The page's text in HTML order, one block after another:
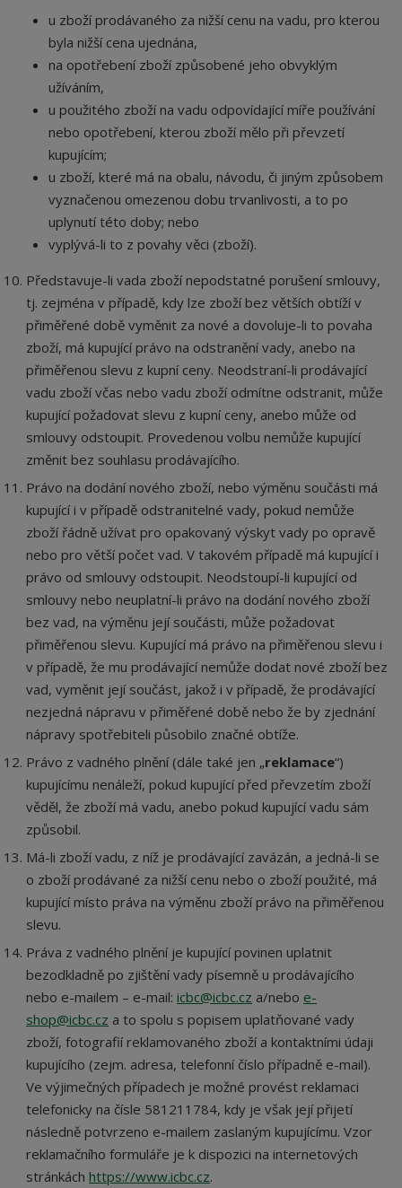
u zboží prodávaného za nižší cenu na vadu, pro kterou
byla nižší cena ujednána,
na opotřebení zboží způsobené jeho obvyklým
užíváním,
u použitého zboží na vadu odpovídající míře používání
nebo opotřebení, kterou zboží mělo při převzetí
kupujícím;
u zboží, které má na obalu, návodu, či jiným způsobem
vyznačenou omezenou dobu trvanlivosti, a to po
uplynutí této doby; nebo
vyplývá-li to z povahy věci (zboží).
Představuje-li vada zboží nepodstatné porušení smlouvy,
tj. zejména v případě, kdy lze zboží bez větších obtíží v
přiměřené době vyměnit za nové a dovoluje-li to povaha
zboží, má kupující právo na odstranění vady, anebo na
přiměřenou slevu z kupní ceny. Neodstraní-li prodávající
vadu zboží včas nebo vadu zboží odmítne odstranit, může
kupující požadovat slevu z kupní ceny, anebo může od
smlouvy odstoupit. Provedenou volbu nemůže kupující
změnit bez souhlasu prodávajícího.
Právo na dodání nového zboží, nebo výměnu součásti má
kupující i v případě odstranitelné vady, pokud nemůže
zboží řádně užívat pro opakovaný výskyt vady po opravě
nebo pro větší počet vad. V takovém případě má kupující i
právo od smlouvy odstoupit. Neodstoupí-li kupující od
smlouvy nebo neuplatní-li právo na dodání nového zboží
bez vad, na výměnu její součásti, může požadovat
přiměřenou slevu. Kupující má právo na přiměřenou slevu i
v případě, že mu prodávající nemůže dodat nové zboží bez
vad, vyměnit její součást, jakož i v případě, že prodávající
nezjedná nápravu v přiměřené době nebo že by zjednání
nápravy spotřebiteli působilo značné obtíže.
Právo z vadného plnění (dále také jen „reklamace“)
kupujícímu nenáleží, pokud kupující před převzetím zboží
věděl, že zboží má vadu, anebo pokud kupující vadu sám
způsobil.
Má-li zboží vadu, z níž je prodávající zavázán, a jedná-li se
o zboží prodávané za nižší cenu nebo o zboží použité, má
kupující místo práva na výměnu zboží právo na přiměřenou
slevu.
Práva z vadného plnění je kupující povinen uplatnit
bezodkladně po zjištění vady písemně u prodávajícího
nebo e-mailem – e-mail:icbc@icbc.cz a/nebo e-
shop@icbc.cz a to spolu s popisem uplatňované vady
zboží, fotografií reklamovaného zboží a kontaktními údaji
kupujícího (zejm. adresa, telefonní číslo případně e-mail).
Ve výjimečných případech je možné provést reklamaci
telefonicky na čísle 581211784, kdy je však její přijetí
následně potvrzeno e-mailem zaslaným kupujícímu. Vzor
reklamačního formuláře je k dispozici na internetových
stránkáchhttps://www.icbc.cz.